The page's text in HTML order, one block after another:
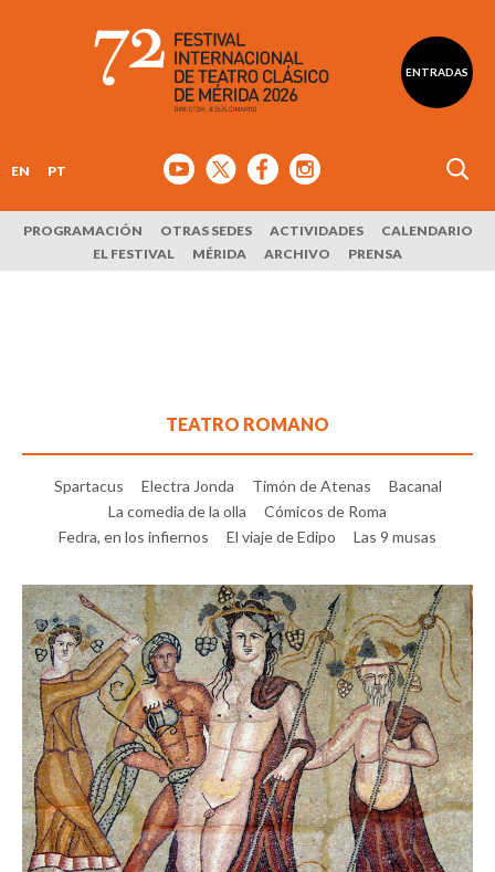
ENTRADAS
EN PT
PROGRAMACIÓN OTRAS SEDES ACTIVIDADES
CALENDARIO
EL FESTIVAL
MÉRIDA ARCHIVO PRENSA
TEATRO ROMANO
Spartacus Electra Jonda Timón de Atenas
Bacanal
La comedia de la olla
Cómicos de Roma
Fedra, en los infiernos
El viaje de Edipo Las 9 musas